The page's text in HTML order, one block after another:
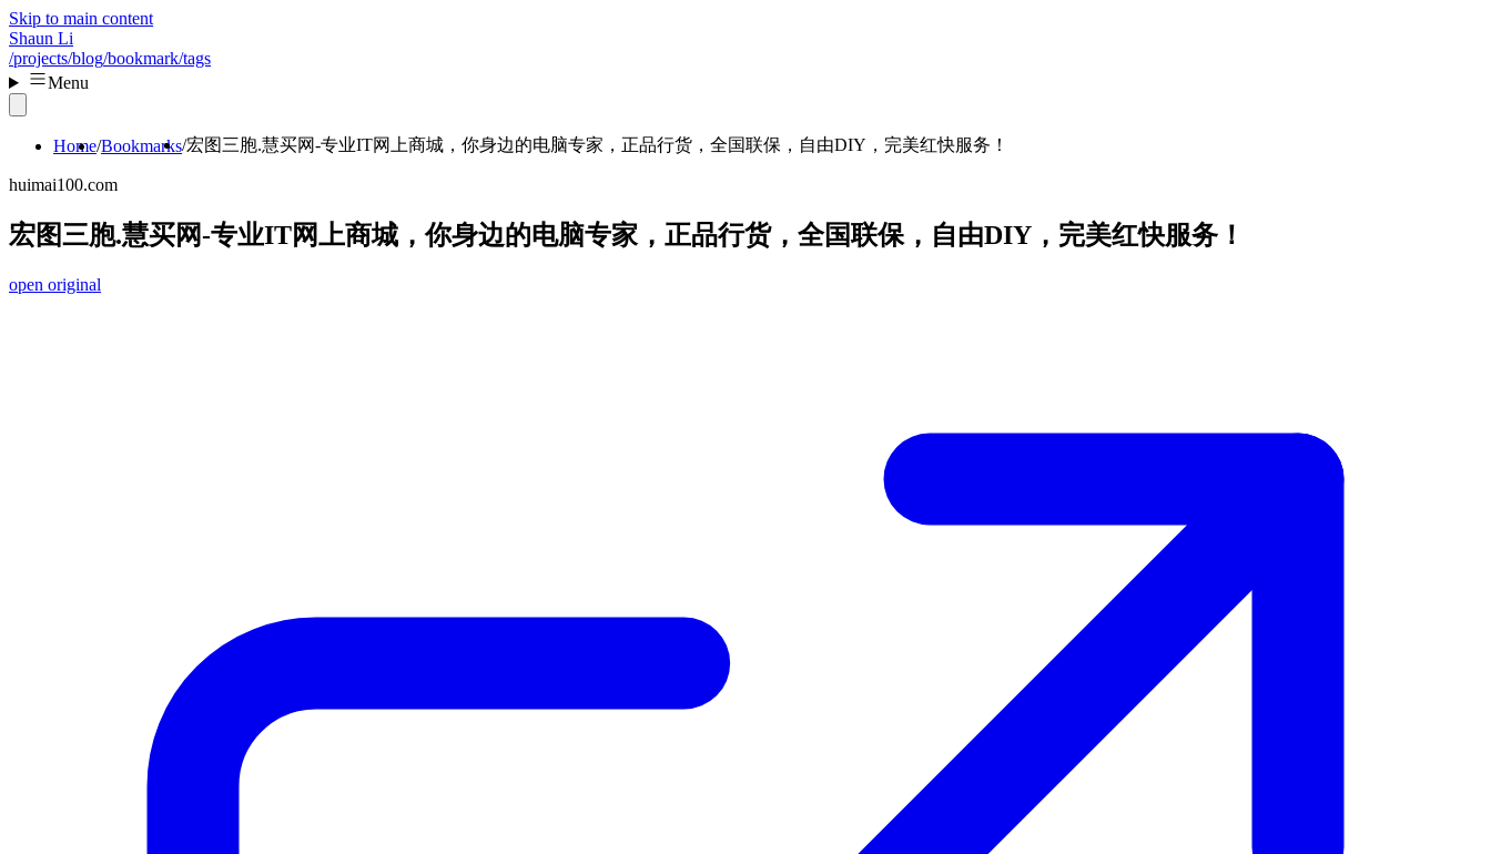
Skip to main content
Shaun Li
/projects/blog/bookmark/tags
Menu
Home Bookmarks 宏图三胞.慧买网-专业IT网上商城，你身边的电脑专家，正品行货，全国联保，自由DIY，完美红快服务！
huimai100.com
宏图三胞.慧买网-专业IT网上商城，你身边的电脑专家，正品行货，全国联保，自由DIY，完美红快服务！
open original